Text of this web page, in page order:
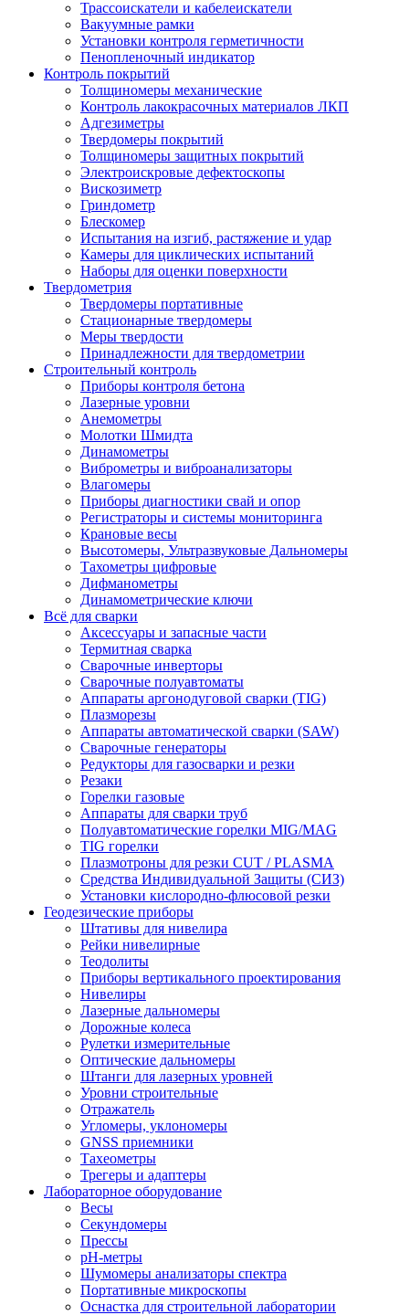
Трассоискатели и кабелеискатели
Вакуумные рамки
Установки контроля герметичности
Пенопленочный индикатор
Контроль покрытий
Толщиномеры механические
Контроль лакокрасочных материалов ЛКП
Адгезиметры
Твердомеры покрытий
Толщиномеры защитных покрытий
Электроискровые дефектоскопы
Вискозиметр
Гриндометр
Блескомер
Испытания на изгиб, растяжение и удар
Камеры для циклических испытаний
Наборы для оценки поверхности
Твердометрия
Твердомеры портативные
Стационарные твердомеры
Меры твердости
Принадлежности для твердометрии
Строительный контроль
Приборы контроля бетона
Лазерные уровни
Анемометры
Молотки Шмидта
Динамометры
Виброметры и виброанализаторы
Влагомеры
Приборы диагностики свай и опор
Регистраторы и системы мониторинга
Крановые весы
Высотомеры, Ультразвуковые Дальномеры
Тахометры цифровые
Дифманометры
Динамометрические ключи
Всё для сварки
Аксессуары и запасные части
Термитная сварка
Сварочные инверторы
Сварочные полуавтоматы
Аппараты аргонодуговой сварки (TIG)
Плазморезы
Аппараты автоматической сварки (SAW)
Сварочные генераторы
Редукторы для газосварки и резки
Резаки
Горелки газовые
Аппараты для сварки труб
Полуавтоматические горелки MIG/MAG
TIG горелки
Плазмотроны для резки CUT / PLASMA
Средства Индивидуальной Защиты (СИЗ)
Установки кислородно-флюсовой резки
Геодезические приборы
Штативы для нивелира
Рейки нивелирные
Теодолиты
Приборы вертикального проектирования
Нивелиры
Лазерные дальномеры
Дорожные колеса
Рулетки измерительные
Оптические дальномеры
Штанги для лазерных уровней
Уровни строительные
Отражатель
Угломеры, уклономеры
GNSS приемники
Тахеометры
Трегеры и адаптеры
Лабораторное оборудование
Весы
Секундомеры
Прессы
pH-метры
Шумомеры анализаторы спектра
Портативные микроскопы
Оснастка для строительной лаборатории